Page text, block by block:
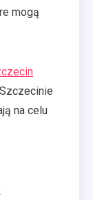
mogą
na celu